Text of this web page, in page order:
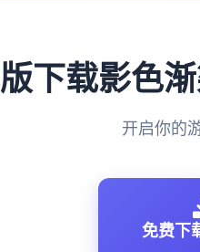
下载影色
开启你的
免费下